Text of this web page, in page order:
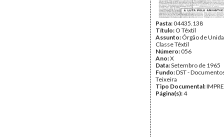
Pasta:04435.138
Título: O Têxtil
Assunto: Órgão de
Classe Têxtil
Número:056
Ano:X
Data:Setembro de 1965
Fundo:DST -
Teixeira
Tipo Documental:
Página(s):4